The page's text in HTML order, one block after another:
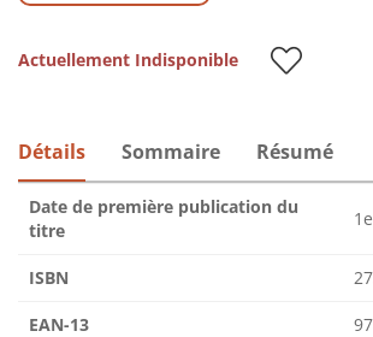
Actuellement Indisponible
Détails Sommaire Résumé
Date de première publication du
titre
ISBN
EAN-13